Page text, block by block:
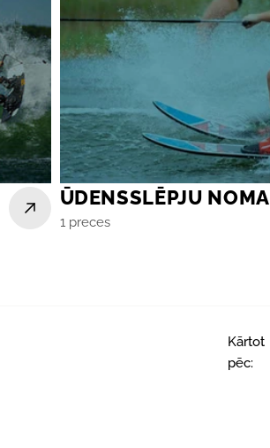
ŪDENSSLĒPJU NOMA
1 preces
Kārtot
pēc: